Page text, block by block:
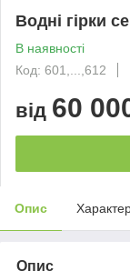
Водні гірки
В наявності
Код: 601,...,612
від 60
Опис
Опис